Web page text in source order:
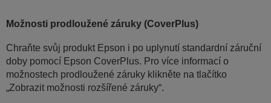
Možnosti prodloužené záruky (CoverPlus)
Chraňte svůj produkt Epson i po uplynutí standardní záruční
doby pomocí Epson CoverPlus. Pro více informací o
možnostech prodloužené záruky klikněte na tlačítko
„Zobrazit možnosti rozšířené záruky“.